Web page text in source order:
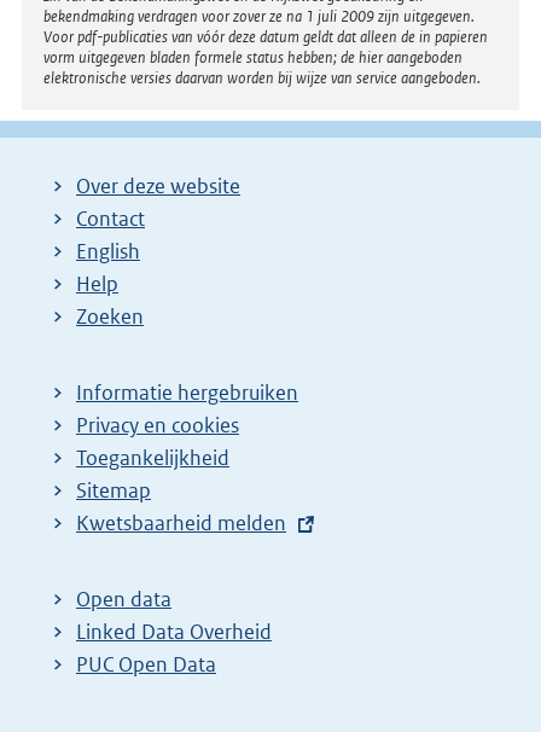
bekendmaking verdragen voor zover ze na 1 juli 2009 zijn uitgegeven.
Voor pdf-publicaties van vóór deze datum geldt dat alleen de in papieren
vorm uitgegeven bladen formele status hebben; de hier aangeboden
elektronische versies daarvan worden bij wijze van service aangeboden.
Over deze website
Contact
English
Help
Zoeken
Informatie hergebruiken
Privacy en cookies
Toegankelijkheid
Sitemap
E
t
e
r
Kwetsbaarheid melden
Open data
Linked Data Overheid
PUC Open Data